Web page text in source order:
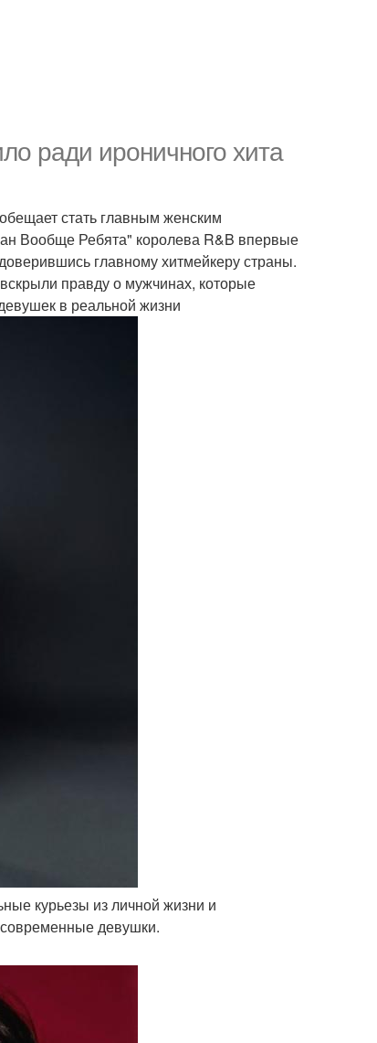
ради ироничного хита
стать главным женским
Вообще Ребята" королева R&B впервые
главному хитмейкеру страны.
правду о мужчинах, которые
в реальной жизни
курьезы из личной жизни и
современные девушки.